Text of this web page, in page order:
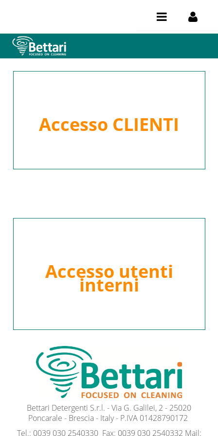
Accesso CLIENTI
Accesso utenti
interni
Bettari Detergenti S.r.l. - Via G. Galilei, 2 - 25020
Poncarale - Brescia - Italy - P.IVA 01428790172
Tel.: 0039 030 2540330 Fax: 0039 030 2540332 Mail: